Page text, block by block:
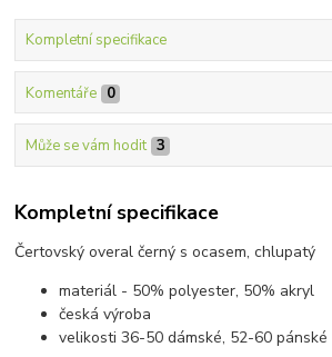
Kompletní specifikace
Komentáře 0
Může se vám hodit 3
Kompletní specifikace
Čertovský overal černý s ocasem, chlupatý
materiál - 50% polyester, 50% akryl
česká výroba
velikosti 36-50 dámské, 52-60